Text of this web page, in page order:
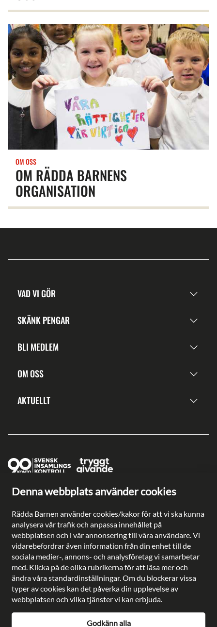
Denna webbplats använder cookies
Rädda Barnen använder cookies/kakor för att vi ska kunna
analysera vår trafik och anpassa innehållet på
webbplatsen och i vår annonsering till våra användare. Vi
vidarebefordrar även information från din enhet till de
sociala medier-, annons- och analysföretag vi samarbetar
med. Klicka på de olika rubrikerna för att läsa mer och
ändra våra standardinställningar. Om du blockerar vissa
typer av cookies kan det påverka din upplevelse av
webbplatsen och vilka tjänster vi kan erbjuda.
Godkänn alla
OM RÄDDA BARNENS
ORGANISATION
OM OSS
VAD VI GÖR
SKÄNK PENGAR
BLI MEDLEM
OM OSS
AKTUELLT
Ge en gåva direkt
Plusgiro: 90 2003-3
Bankgiro: 902-0033
Säkra betalningar med
Besöksadress: Gustavslundsvägen 141, Bromma
Postadress: Rädda Barnen, 107 88 Stockholm
Telefon:08-698 90 00
kundservice@rb.se